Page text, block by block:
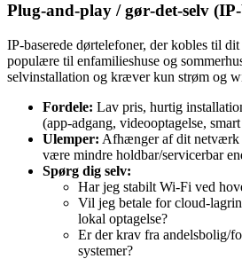
Plug‑and‑play / gør‑det‑selv
IP‑baserede dørtelefoner, der kobles til
populære til enfamilieshuse og
selvinstallation og kræver kun strøm og
Fordele: Lav pris, hurtig
(app‑adgang, videooptagelse,
Ulemper: Afhænger af dit netværk
være mindre holdbar/servicerbar
Spørg dig selv:
Har jeg stabilt Wi‑Fi ved
Vil jeg betale for
lokal optagelse?
Er der krav fra andelsbolig/
systemer?